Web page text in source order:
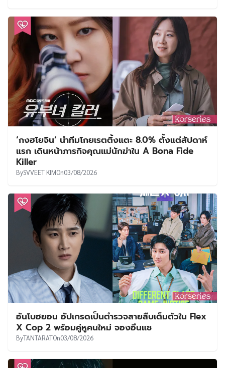
‘กงฮโยจิน’ นำทีมโกยเรตติ้งแตะ 8.0% ตั้งแต่สัปดาห์
แรก เดินหน้าภารกิจคุณแม่นักฆ่าใน A Bona Fide
Killer
BySVVEET KIMOn03/08/2026
อันโบฮยอน อัปเกรดเป็นตำรวจสายสืบเต็มตัวใน Flex
X Cop 2 พร้อมคู่หูคนใหม่ จองอึนแช
ByTANTARATOn03/08/2026